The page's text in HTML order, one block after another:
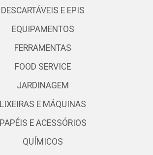
DESCARTÁVEIS E EPIS
EQUIPAMENTOS
FERRAMENTAS
FOOD SERVICE
JARDINAGEM
LIXEIRAS E MÁQUINAS
PAPÉIS E ACESSÓRIOS
QUÍMICOS